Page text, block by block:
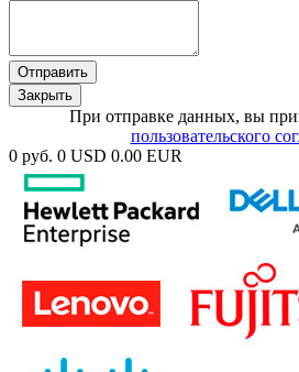
Отправить
Закрыть
При отправке данных, вы
пользовательского
0 руб. 0 USD 0.00 EUR